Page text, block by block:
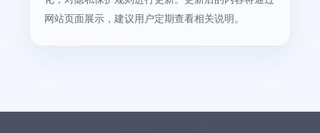
网站页面展示，建议用户定期查看相关说明。